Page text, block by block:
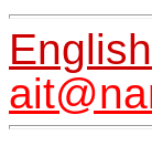
English